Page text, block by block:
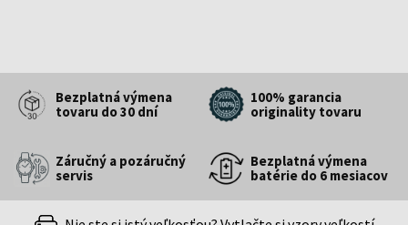
Bezplatná výmena
tovaru do 30 dní
100% garancia
originality tovaru
Záručný a pozáručný
servis
Bezplatná výmena
batérie do 6 mesiacov